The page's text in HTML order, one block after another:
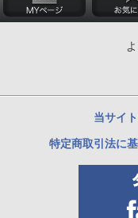
当サイ
特定商取引法に